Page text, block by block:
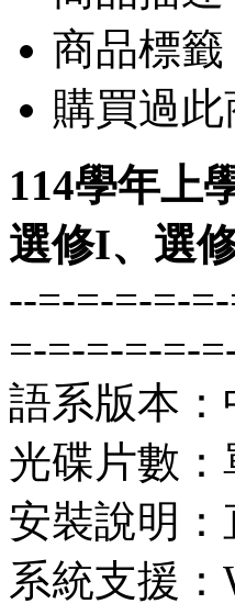
商品標籤
購買過
114學年上
選修I、選
--=-=-=-=-
=-=-=-=-=-
語系版本：
光碟片數：
安裝說明
系統支援：